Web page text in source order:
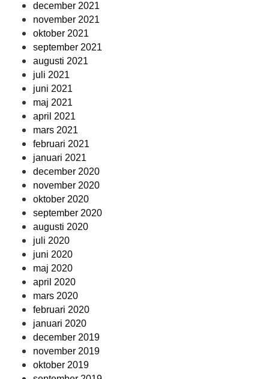
december 2021
november 2021
oktober 2021
september 2021
augusti 2021
juli 2021
juni 2021
maj 2021
april 2021
mars 2021
februari 2021
januari 2021
december 2020
november 2020
oktober 2020
september 2020
augusti 2020
juli 2020
juni 2020
maj 2020
april 2020
mars 2020
februari 2020
januari 2020
december 2019
november 2019
oktober 2019